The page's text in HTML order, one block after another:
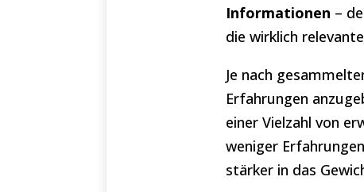
Informationen –
die wirklich
Je nach
Erfahrungen
einer Vielzahl von
weniger
stärker in das